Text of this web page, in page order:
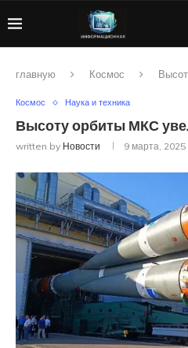
главную Космос
Космос Наука и техника
Высоту орбиты МКС
written by Новости 9 марта, 2025